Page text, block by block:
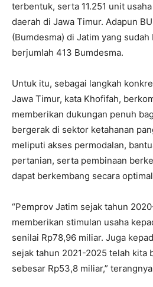
terbentuk, serta 11.251 unit
daerah di Jawa Timur. Adapun
(Bumdesma) di Jatim yang
berjumlah 413 Bumdesma.
Untuk itu, sebagai langkah
Jawa Timur, kata Khofifah,
memberikan dukungan penuh
bergerak di sektor ketahanan
meliputi akses permodalan,
pertanian, serta pembinaan
dapat berkembang secara
“Pemprov Jatim sejak tahun
memberikan stimulan usaha
senilai Rp78,96 miliar. Juga
sejak tahun 2021-2025 telah kita
sebesar Rp53,8 miliar,”